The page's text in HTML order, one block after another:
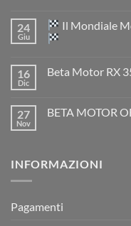
su
TM
EN
2026:
è
arrivata
24
Giu
Il Mondiale
su
Motocross
è
16
Dic
Beta Motor RX
Beta
27
Nov
BETA MOTOR
MOTOR
INFORMAZIONI
Pagamenti